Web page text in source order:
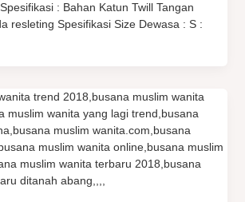
: Bahan Katun Twill Tangan
resleting Spesifikasi Size Dewasa : S :